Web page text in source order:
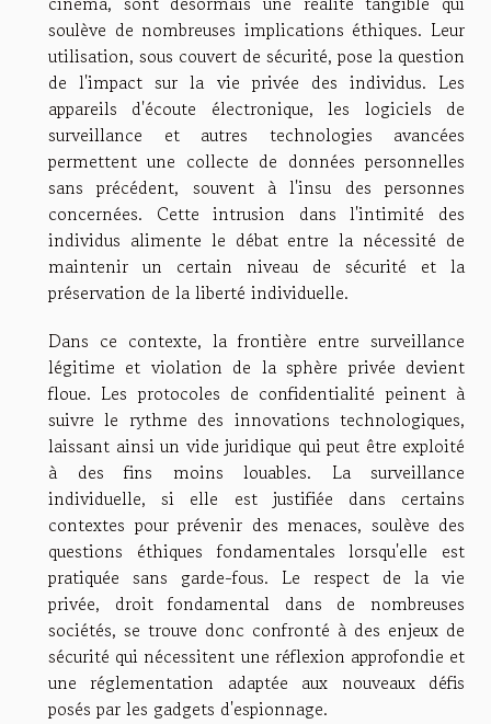
soulève de nombreuses implications éthiques. Leur
utilisation, sous couvert de sécurité, pose la question
de l'impact sur la vie privée des individus. Les
appareils d'écoute électronique, les logiciels de
surveillance et autres technologies avancées
permettent une collecte de données personnelles
sans précédent, souvent à l'insu des personnes
concernées. Cette intrusion dans l'intimité des
individus alimente le débat entre la nécessité de
maintenir un certain niveau de sécurité et la
préservation de la liberté individuelle.
Dans ce contexte, la frontière entre surveillance
légitime et violation de la sphère privée devient
floue. Les protocoles de confidentialité peinent à
suivre le rythme des innovations technologiques,
laissant ainsi un vide juridique qui peut être exploité
à des fins moins louables. La surveillance
individuelle, si elle est justifiée dans certains
contextes pour prévenir des menaces, soulève des
questions éthiques fondamentales lorsqu'elle est
pratiquée sans garde-fous. Le respect de la vie
privée, droit fondamental dans de nombreuses
sociétés, se trouve donc confronté à des enjeux de
sécurité qui nécessitent une réflexion approfondie et
une réglementation adaptée aux nouveaux défis
posés par les gadgets d'espionnage.